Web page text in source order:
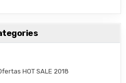
HOT SALE 2018